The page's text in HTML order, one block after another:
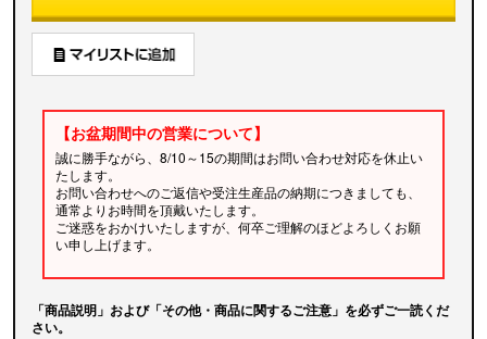
【お盆期間中の営業について】
誠に勝手ながら、8/10～15の期間はお問い合わせ対応を休止い
たします。
お問い合わせへのご返信や受注生産品の納期につきましても、
通常よりお時間を頂戴いたします。
ご迷惑をおかけいたしますが、何卒ご理解のほどよろしくお願
い申し上げます。
「商品説明」および「その他・商品に関するご注意」を必ずご一読くだ
さい。